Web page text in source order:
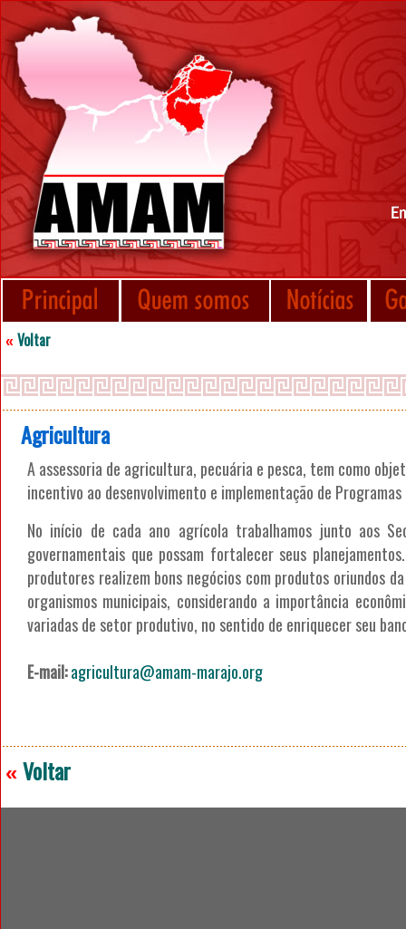
« Voltar
Agricultura
A assessoria de agricultura, pecuária e pesca, tem como
incentivo ao desenvolvimento e implementação de
No início de cada ano agrícola trabalhamos junto aos
governamentais que possam fortalecer seus
produtores realizem bons negócios com produtos oriundos
organismos municipais, considerando a importância
variadas de setor produtivo, no sentido de enriquecer seu
E-mail:agricultura@amam-marajo.org
« Voltar